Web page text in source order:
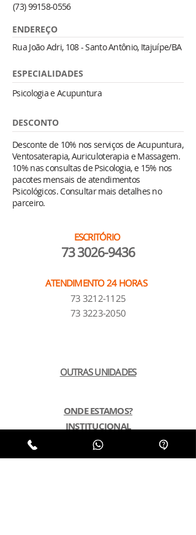
(73) 99158-0556
ENDEREÇO
Rua João Adri, 108 - Santo Antônio, Itajuípe/BA
ESPECIALIDADES
Psicologia e Acupuntura
DESCONTO
Desconte de 10% nos serviços de Acupuntura,
Ventosaterapia, Auriculoterapia e Massagem.
10% nas consultas de Psicologia, e 15% nos
pacotes mensais de atendimentos
Psicológicos. Consultar mais detalhes no
parceiro.
ESCRITÓRIO
73 3026-9436
ATENDIMENTO 24 HORAS
73 3212-1125
73 3223-2050
OUTRAS UNIDADES
ONDE ESTAMOS?
INSTITUCIONAL
NOSSOS PLANOS
POLÍTICA DE PRIVACIDADE